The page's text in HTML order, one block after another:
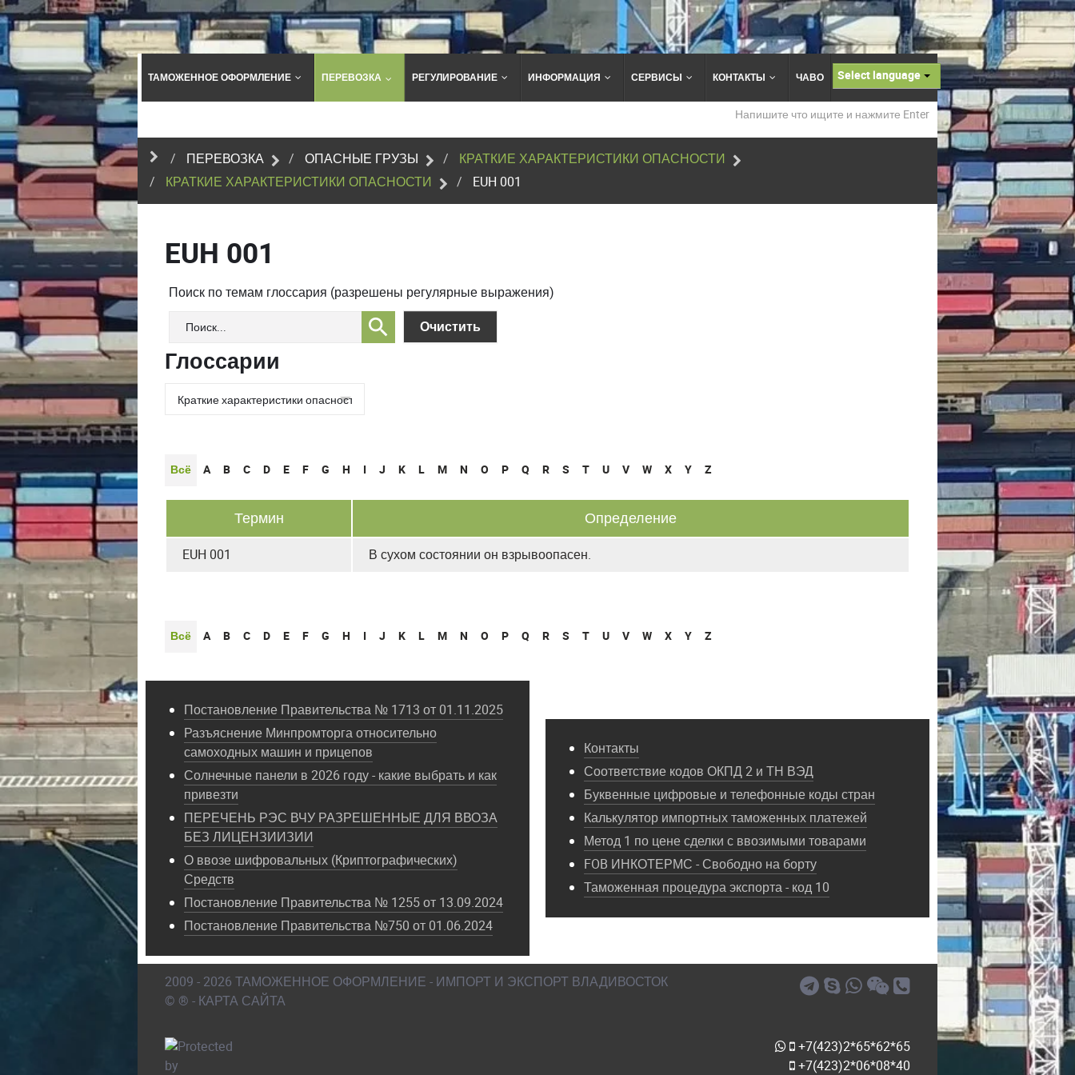
ТАМОЖЕННОЕ ОФОРМЛЕНИЕ ПЕРЕВОЗКА РЕГУЛИРОВАНИЕ ИНФОРМАЦИЯ СЕРВИСЫ КОНТАКТЫ ЧАВО Select language
сайту
ПЕРЕВОЗКА ОПАСНЫЕ ГРУЗЫ
КРАТКИЕ ХАРАКТЕРИСТИКИ ОПАСНОСТИ
КРАТКИЕ ХАРАКТЕРИСТИКИ ОПАСНОСТИ
EUH 001
EUH 001
Поиск по темам глоссария (разрешены регулярные выражения)
Глоссарии
Всё A B C D E F G H I J K L M N O P Q R S T U V W X Y Z
Термин Определение
EUH 001 В сухом состоянии он взрывоопасен.
Всё A B C D E F G H I J K L M N O P Q R S T U V W X Y Z
Постановление Правительства № 1713 от 01.11.2025
Разъяснение Минпромторга относительно
самоходных машин и прицепов
Солнечные панели в 2026 году - какие выбрать и как
привезти
ПЕРЕЧЕНЬ РЭС ВЧУ РАЗРЕШЕННЫЕ ДЛЯ ВВОЗА
БЕЗ ЛИЦЕНЗИИЗИИ
О ввозе шифровальных (Криптографических)
Средств
Постановление Правительства № 1255 от 13.09.2024
Постановление Правительства №750 от 01.06.2024
Контакты
Соответствие кодов ОКПД 2 и ТН ВЭД
Буквенные цифровые и телефонные коды стран
Калькулятор импортных таможенных платежей
Метод 1 по цене сделки с ввозимыми товарами
FOB ИНКОТЕРМС - Свободно на борту
Таможенная процедура экспорта - код 10
2009 - 2026 ТАМОЖЕННОЕ ОФОРМЛЕНИЕ - ИМПОРТ И ЭКСПОРТ ВЛАДИВОСТОК
© ® - КАРТА САЙТА
+7(423)2*65*62*65
+7(423)2*06*08*40